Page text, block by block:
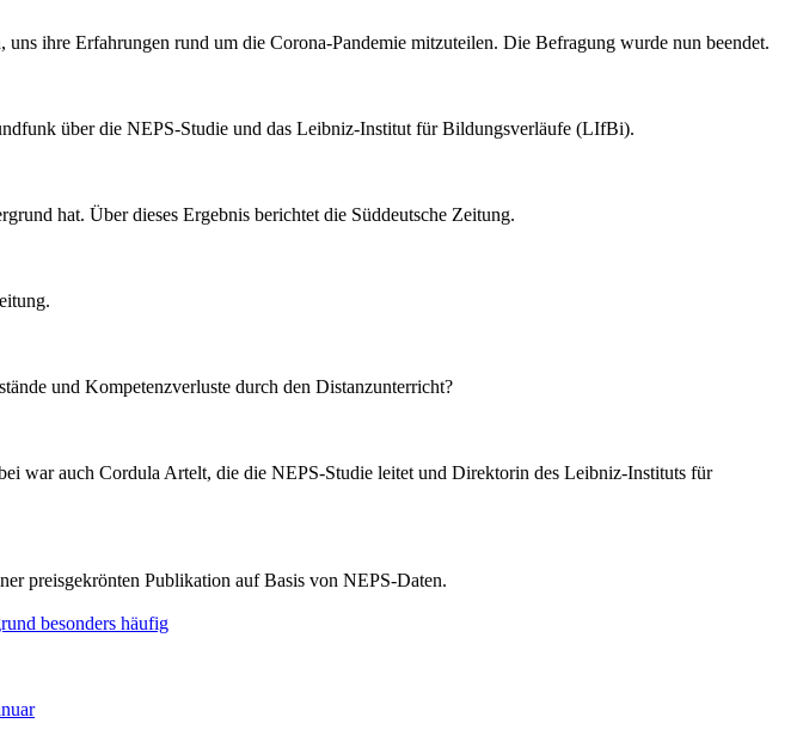
ihre Erfahrungen rund um die Corona-Pandemie mitzuteilen. Die Befragung wurde nun beendet.
über die NEPS-Studie und das Leibniz-Institut für Bildungsverläufe (LIfBi).
hat. Über dieses Ergebnis berichtet die Süddeutsche Zeitung.
und Kompetenzverluste durch den Distanzunterricht?
war auch Cordula Artelt, die die NEPS-Studie leitet und Direktorin des Leibniz-Instituts für
preisgekrönten Publikation auf Basis von NEPS-Daten.
besonders häufig